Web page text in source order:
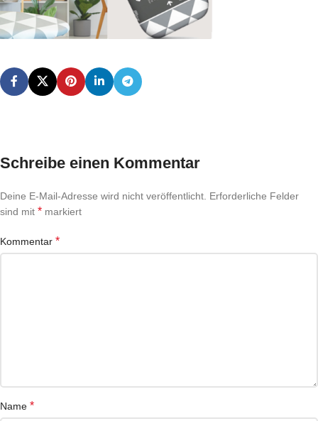
Schreibe einen Kommentar
Deine E-Mail-Adresse wird nicht veröffentlicht. Erforderliche Felder
sind mit * markiert
Kommentar *
Name *